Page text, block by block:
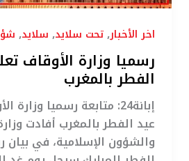
اخر الأخبار,تحت سلايد, سلايد,
رسميا وزارة الأوقاف
الفطر بالمغرب
إبانة24: متابعة رسميا
عيد الفطر بالمغرب أفادت
والشؤون الإسلامية، في